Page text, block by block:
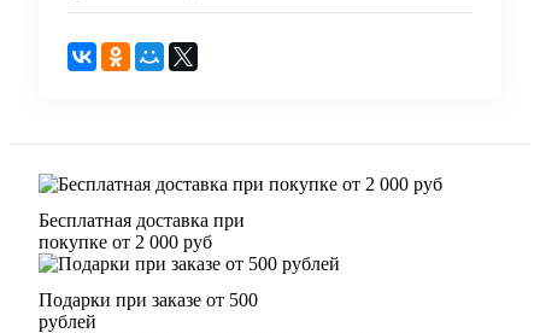
Бесплатная доставка при
покупке от 2 000 руб
Подарки при заказе от 500
рублей